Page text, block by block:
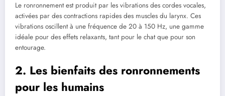
Le ronronnement est produit par les vibrations des cordes vocales,
activées par des contractions rapides des muscles du larynx. Ces
vibrations oscillent à une fréquence de 20 à 150 Hz, une gamme
idéale pour des effets relaxants, tant pour le chat que pour son
entourage.
2. Les bienfaits des ronronnements
pour les humains